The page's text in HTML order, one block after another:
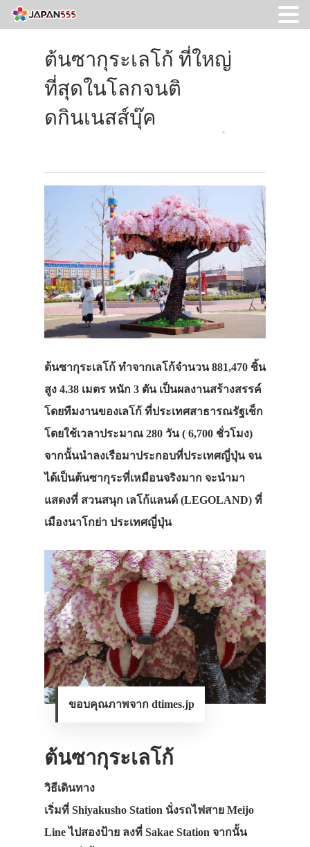
ต้นซากุระเลโก้ ที่ใหญ่
ที่สุดในโลกจนติ
ดกินเนสส์บุ๊ค
ต้นซากุระเลโก้ ทำจากเลโก้จำนวน 881,470 ชิ้น
สูง 4.38 เมตร หนัก 3 ตัน เป็นผลงานสร้างสรรค์
โดยทีมงานของเลโก้ ที่ประเทศสาธารณรัฐเช็ก
โดยใช้เวลาประมาณ 280 วัน ( 6,700 ชั่วโมง)
จากนั้นนำลงเรือมาประกอบที่ประเทศญี่ปุ่น จน
ได้เป็นต้นซากุระที่เหมือนจริงมาก จะนำมา
แสดงที่ สวนสนุก เลโก้แลนด์ (LEGOLAND) ที่
เมืองนาโกย่า ประเทศญี่ปุ่น
ขอบคุณภาพจาก dtimes.jp
ต้นซากุระเลโก้
วิธีเดินทาง
เริ่มที่ Shiyakusho Station นั่งรถไฟสาย Meijo
Line ไปสองป้าย ลงที่ Sakae Station จากนั้น